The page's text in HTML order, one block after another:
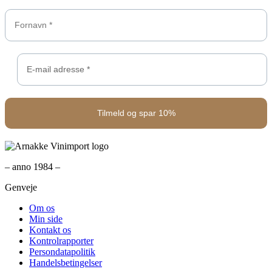
– anno 1984 –
Genveje
Om os
Min side
Kontakt os
Kontrolrapporter
Persondatapolitik
Handelsbetingelser